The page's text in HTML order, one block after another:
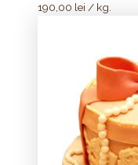
190,00 lei / kg.